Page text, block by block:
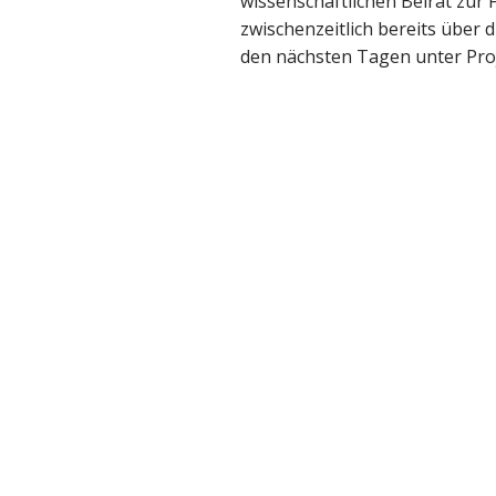
zwischenzeitlich bereits über
den nächsten Tagen unter